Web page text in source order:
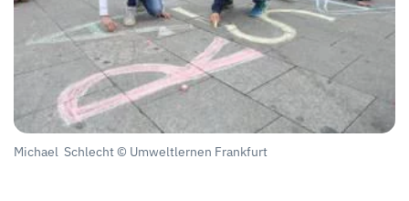
Michael Schlecht © Umweltlernen Frankfurt